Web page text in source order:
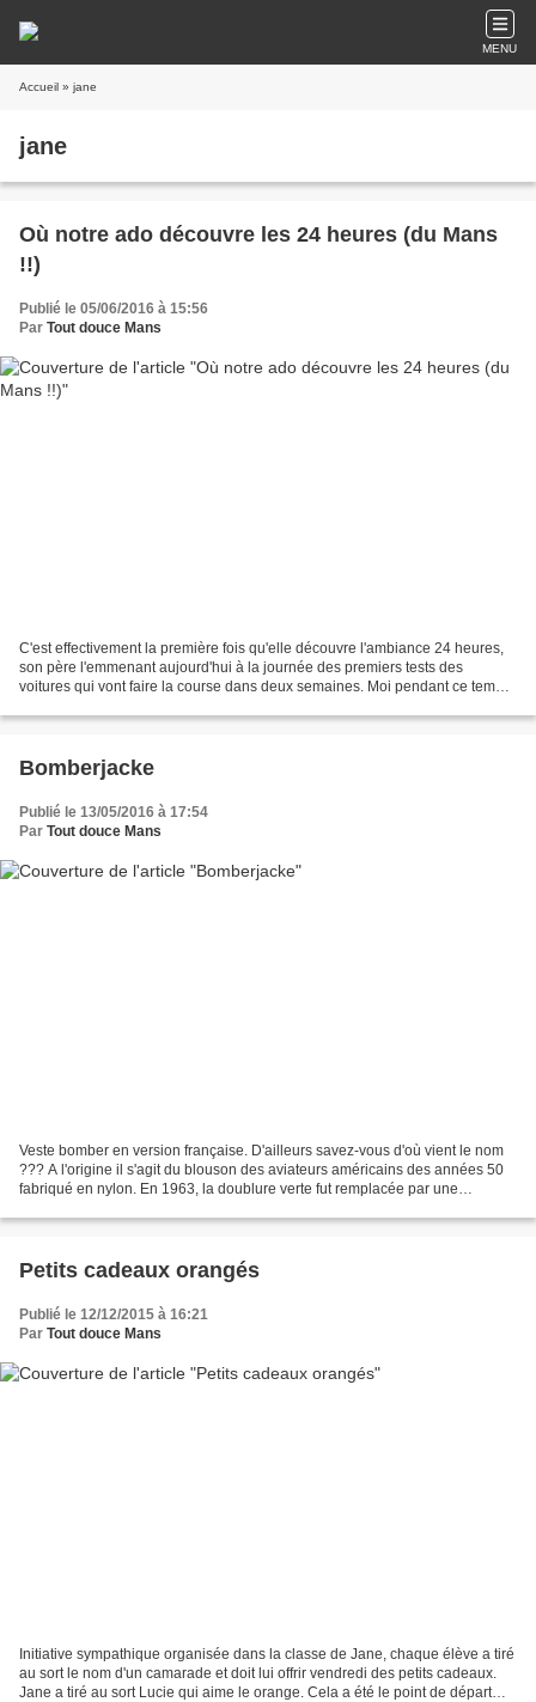
MENU
Accueil » jane
jane
Où notre ado découvre les 24 heures (du Mans
!!)
Publié le 05/06/2016 à 15:56
Par Tout douce Mans
C'est effectivement la première fois qu'elle découvre l'ambiance 24 heures,
son père l'emmenant aujourd'hui à la journée des premiers tests des
voitures qui vont faire la course dans deux semaines. Moi pendant ce temps
Bomberjacke
Publié le 13/05/2016 à 17:54
Par Tout douce Mans
Veste bomber en version française. D'ailleurs savez-vous d'où vient le nom
??? A l'origine il s'agit du blouson des aviateurs américains des années 50
fabriqué en nylon. En 1963, la doublure verte fut remplacée par une
Petits cadeaux orangés
Publié le 12/12/2015 à 16:21
Par Tout douce Mans
Initiative sympathique organisée dans la classe de Jane, chaque élève a tiré
au sort le nom d'un camarade et doit lui offrir vendredi des petits cadeaux.
Jane a tiré au sort Lucie qui aime le orange. Cela a été le point de départ